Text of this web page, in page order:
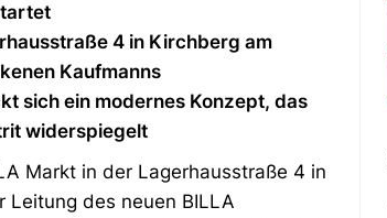
4 in Kirchberg am
Kaufmanns
sich ein modernes Konzept, das
widerspiegelt
Markt in der Lagerhausstraße 4 in
des neuen BILLA